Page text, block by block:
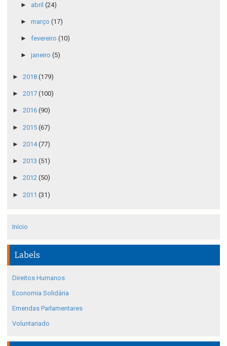
► abril (24)
► março (17)
► fevereiro (10)
► janeiro (5)
► 2018 (179)
► 2017 (100)
► 2016 (90)
► 2015 (67)
► 2014(77)
► 2013 (51)
► 2012 (50)
► 2011 (31)
Início
Labels
Direitos Humanos
Economia Solidária
Emendas Parlamentares
Voluntariado